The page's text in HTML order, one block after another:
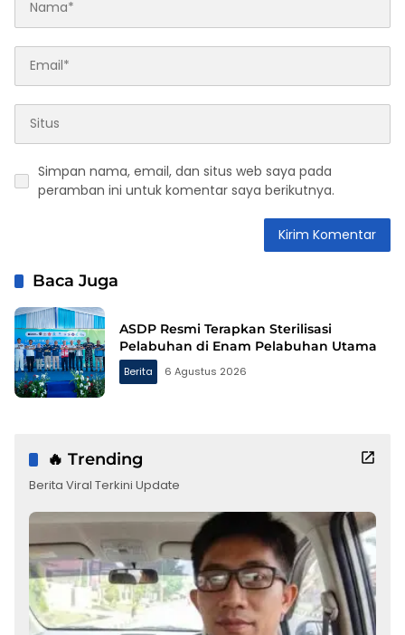
Simpan nama, email, dan situs web saya pada
peramban ini untuk komentar saya berikutnya.
Baca Juga
ASDP Resmi Terapkan Sterilisasi
Pelabuhan di Enam Pelabuhan Utama
Berita 6 Agustus 2026
🔥 Trending
Berita Viral Terkini Update